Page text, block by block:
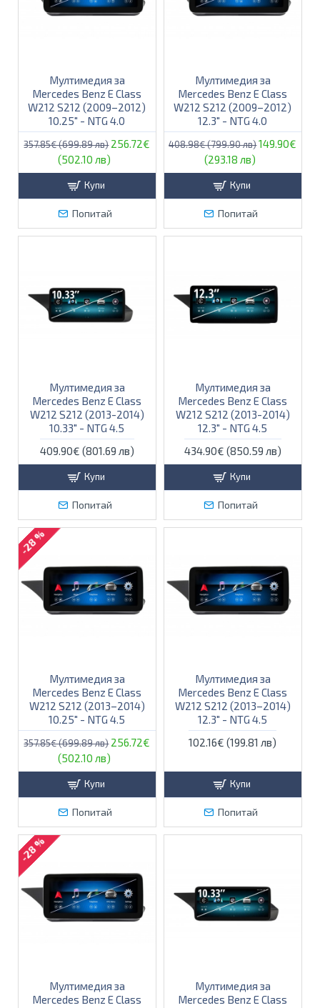
Мултимедия за
Mercedes Benz E Class
W212 S212 (2009–2012)
10.25″ - NTG 4.0
357.85€ (699.89 лв) 256.72€
(502.10 лв)
Купи
Попитай
Мултимедия за
Mercedes Benz E Class
W212 S212 (2009–2012)
12.3″ - NTG 4.0
408.98€ (799.90 лв)149.90€
(293.18 лв)
Купи
Попитай
Мултимедия за
Mercedes Benz E Class
W212 S212 (2013-2014)
10.33" - NTG 4.5
409.90€ (801.69 лв)
Купи
Попитай
Мултимедия за
Mercedes Benz E Class
W212 S212 (2013-2014)
12.3" - NTG 4.5
434.90€ (850.59 лв)
Купи
Попитай
-28 %
Мултимедия за
Mercedes Benz E Class
W212 S212 (2013–2014)
10.25″ - NTG 4.5
357.85€ (699.89 лв) 256.72€
(502.10 лв)
Купи
Попитай
Мултимедия за
Mercedes Benz E Class
W212 S212 (2013–2014)
12.3″ - NTG 4.5
102.16€ (199.81 лв)
Купи
Попитай
-28 %
Мултимедия за
Mercedes Benz E Class
Мултимедия за
Mercedes Benz E Class